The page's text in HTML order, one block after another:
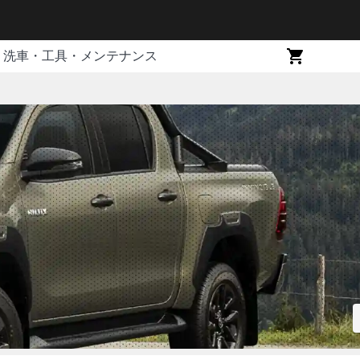
洗車・工具・メンテナンス